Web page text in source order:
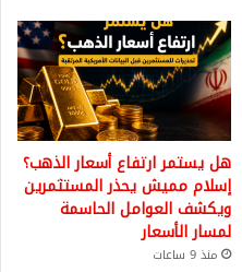
هل يستمر ارتفاع أسعار الذهب؟
إسلام مميش يحذر المستثمرين
ويكشف العوامل الحاسمة
لمسار الأسعار
منذ 9 ساعات